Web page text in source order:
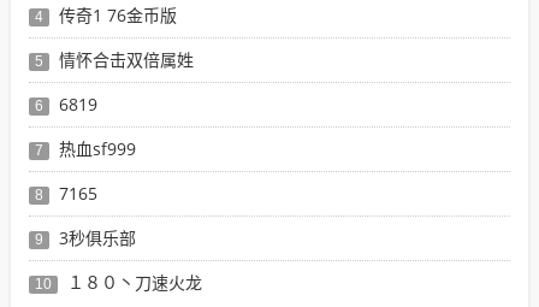
4 传奇1 76金币版
5 情怀合击双倍属姓
6 6819
7 热血sf999
8 7165
9 3秒俱乐部
10 １８０丶刀速火龙